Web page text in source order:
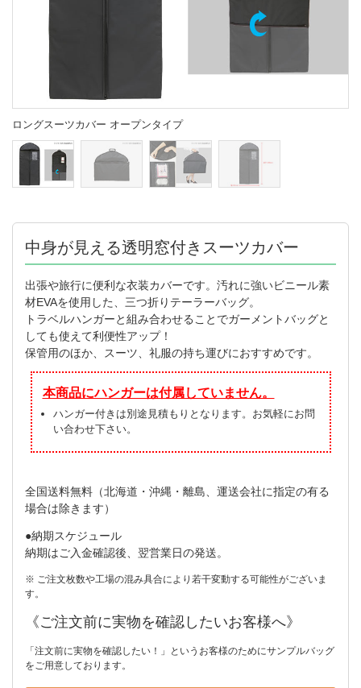
ロングスーツカバー オープンタイプ
中身が見える透明窓付きスーツカバー
出張や旅行に便利な衣装カバーです。汚れに強いビニール素
材EVAを使用した、三つ折りテーラーバッグ。
トラベルハンガーと組み合わせることでガーメントバッグと
しても使えて利便性アップ！
保管用のほか、スーツ、礼服の持ち運びにおすすめです。
本商品にハンガーは付属していません。
ハンガー付きは別途見積もりとなります。お気軽にお問
い合わせ下さい。
全国送料無料（北海道・沖縄・離島、運送会社に指定の有る
場合は除きます）
●納期スケジュール
納期はご入金確認後、翌営業日の発送。
※ ご注文枚数や工場の混み具合により若干変動する可能性がございま
す。
《ご注文前に実物を確認したいお客様へ》
「注文前に実物を確認したい！」というお客様のためにサンプルバッグ
をご用意しております。